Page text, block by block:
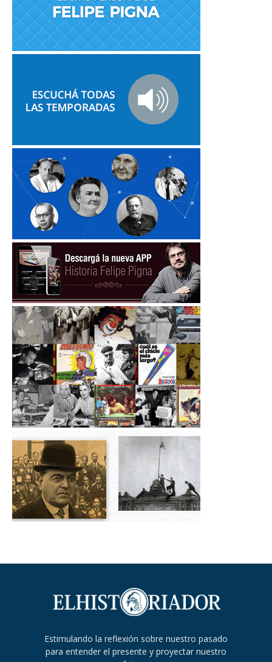
Estimulando la reflexión sobre nuestro pasado
para entender el presente y proyectar nuestro